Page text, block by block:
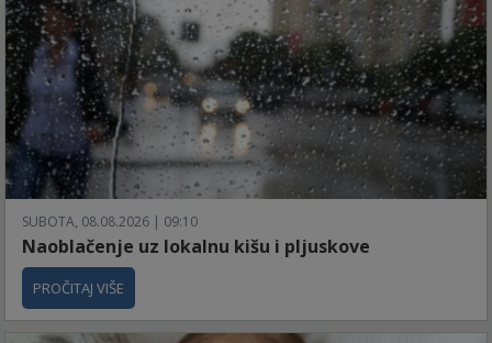
SUBOTA, 08.08.2026 | 09:10
Naoblačenje uz lokalnu kišu i pljuskove
PROČITAJ VIŠE